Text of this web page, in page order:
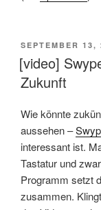
AM
SEPTEMBER 13,
[video]
Zukunft
Wie könnte
aussehen –
interessant ist.
Tastatur und
Programm setzt
zusammen.